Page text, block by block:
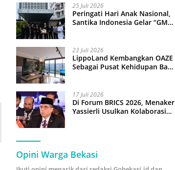
25 Juli 2026
Peringati Hari Anak Nasional,
Santika Indonesia Gelar “GM
23 Juli 2026
LippoLand Kembangkan OAZE
Sebagai Pusat Kehidupan Baru
17 Juli 2026
Di Forum BRICS 2026, Menaker
Yassierli Usulkan Kolaborasi
Opini Warga Bekasi